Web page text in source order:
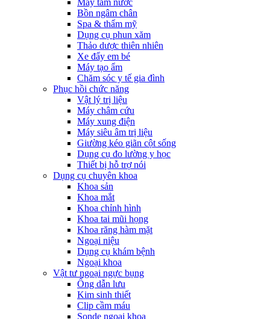
Máy tăm nước
Bồn ngâm chân
Spa & thẩm mỹ
Dụng cụ phun xăm
Thảo dược thiên nhiên
Xe đẩy em bé
Máy tạo ẩm
Chăm sóc y tế gia đình
Phục hồi chức năng
Vật lý trị liệu
Máy châm cứu
Máy xung điện
Máy siêu âm trị liệu
Giường kéo giãn cột sống
Dụng cụ đo lường y học
Thiết bị hỗ trợ nói
Dụng cụ chuyên khoa
Khoa sản
Khoa mắt
Khoa chỉnh hình
Khoa tai mũi họng
Khoa răng hàm mặt
Ngoại niệu
Dụng cụ khám bệnh
Ngoại khoa
Vật tư ngoại ngực bụng
Ống dẫn lưu
Kim sinh thiết
Clip cầm máu
Sonde ngoại khoa